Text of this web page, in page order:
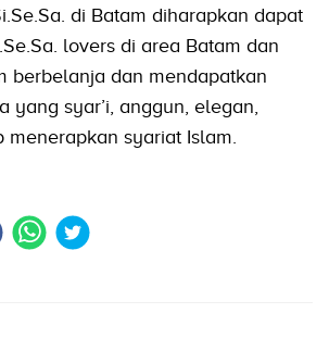
di Batam diharapkan dapat
lovers di area Batam dan
berbelanja dan mendapatkan
yang syar’i, anggun, elegan,
menerapkan syariat Islam.